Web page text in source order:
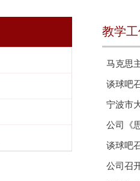
教学
马克思
谈球吧
宁波市
公司《
谈球吧
公司召